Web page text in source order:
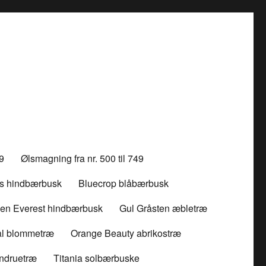
Ølsmagning fra nr. 500 til 749
hindbærbusk
Bluecrop blåbærbusk
Everest hindbærbusk
Gul Gråsten æbletræ
blommetræ
Orange Beauty abrikostræ
Titania solbærbuske